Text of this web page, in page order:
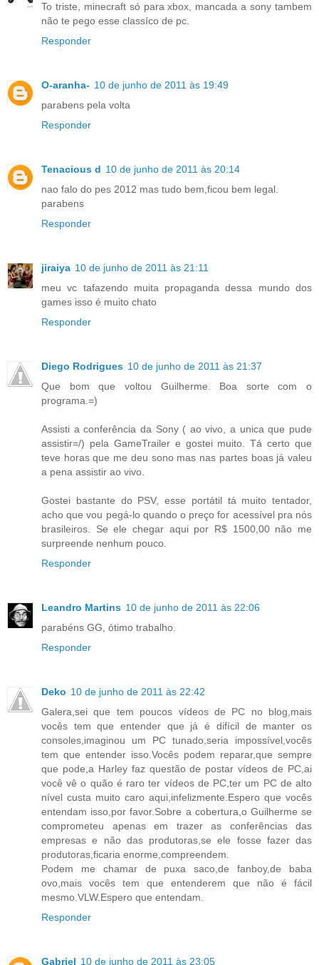
To triste, minecraft só para xbox, mancada a sony tambem
não te pego esse classíco de pc.
Responder
O-aranha- 10 de junho de 2011 às 19:49
parabens pela volta
Responder
Tenacious d 10 de junho de 2011 às 20:14
nao falo do pes 2012 mas tudo bem,ficou bem legal.
parabens
Responder
jiraiya 10 de junho de 2011 às 21:11
meu vc tafazendo muita propaganda dessa mundo dos
games isso é muito chato
Responder
Diego Rodrigues 10 de junho de 2011 às 21:37
Que bom que voltou Guilherme. Boa sorte com o
programa.=)
Assisti a conferência da Sony ( ao vivo, a unica que pude
assistir=/) pela GameTrailer e gostei muito. Tá certo que
teve horas que me deu sono mas nas partes boas já valeu
a pena assistir ao vivo.
Gostei bastante do PSV, esse portátil tá muito tentador,
acho que vou pegá-lo quando o preço for acessível pra nós
brasileiros. Se ele chegar aqui por R$ 1500,00 não me
surpreende nenhum pouco.
Responder
Leandro Martins 10 de junho de 2011 às 22:06
parabéns GG, ótimo trabalho.
Responder
Deko 10 de junho de 2011 às 22:42
Galera,sei que tem poucos vídeos de PC no blog,mais
vocês tem que entender que já é difícil de manter os
consoles,imaginou um PC tunado,seria impossível,vocês
tem que entender isso.Vocês podem reparar,que sempre
que pode,a Harley faz questão de postar vídeos de PC,ai
você vê o quão é raro ter vídeos de PC,ter um PC de alto
nível custa muito caro aqui,infelizmente.Espero que vocês
entendam isso,por favor.Sobre a cobertura,o Guilherme se
comprometeu apenas em trazer as conferências das
empresas e não das produtoras,se ele fosse fazer das
produtoras,ficaria enorme,compreendem.
Podem me chamar de puxa saco,de fanboy,de baba
ovo,mais vocês tem que entenderem que não é fácil
mesmo.VLW.Espero que entendam.
Responder
Gabriel 10 de junho de 2011 às 23:05